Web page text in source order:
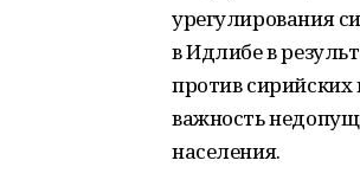
урегулирования
в Идлибе в
против
важность
населения.